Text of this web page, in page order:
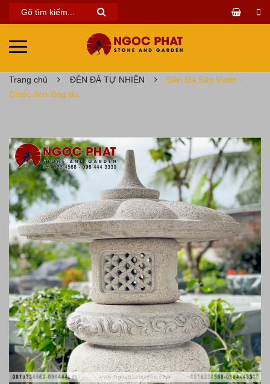
Trang chủ ĐÈN ĐÁ TỰ NHIÊN
Đèn Đá Sân Vườn -
Chiếc đèn lồng đá